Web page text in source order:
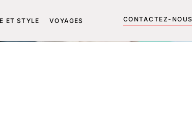
ET STYLE VOYAGES CONTACTEZ-NOUS